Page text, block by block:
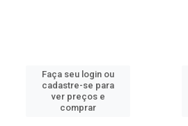
Faça seu login ou
cadastre-se para
ver preços e
comprar